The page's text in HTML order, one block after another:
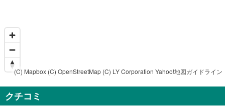
(C) Mapbox (C) OpenStreetMap (C) LY Corporation Yahoo!地図ガイドライン
クチコミ